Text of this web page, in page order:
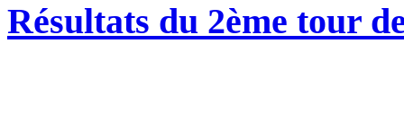
Résultats du 2ème tour